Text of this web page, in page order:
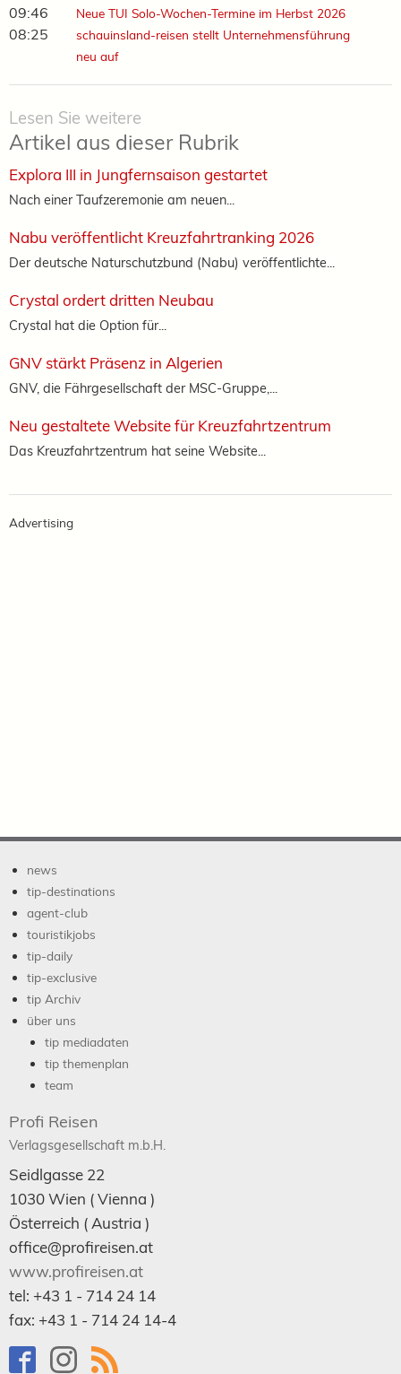
09:46 Neue TUI Solo-Wochen-Termine im Herbst 2026
08:25
schauinsland-reisen stellt Unternehmensführung
neu auf
Lesen Sie weitere
Artikel aus dieser Rubrik
Explora III in Jungfernsaison gestartet
Nach einer Taufzeremonie am neuen...
Nabu veröffentlicht Kreuzfahrtranking 2026
Der deutsche Naturschutzbund (Nabu) veröffentlichte...
Crystal ordert dritten Neubau
Crystal hat die Option für...
GNV stärkt Präsenz in Algerien
GNV, die Fährgesellschaft der MSC-Gruppe,...
Neu gestaltete Website für Kreuzfahrtzentrum
Das Kreuzfahrtzentrum hat seine Website...
Advertising
news
tip-destinations
agent-club
touristikjobs
tip-daily
tip-exclusive
tip Archiv
über uns
tip mediadaten
tip themenplan
team
Profi Reisen
Verlagsgesellschaft m.b.H.
Seidlgasse 22
1030Wien ( Vienna )
Österreich ( Austria )
office@profireisen.at
www.profireisen.at
tel: +43 1 - 714 24 14
fax: +43 1 - 714 24 14-4